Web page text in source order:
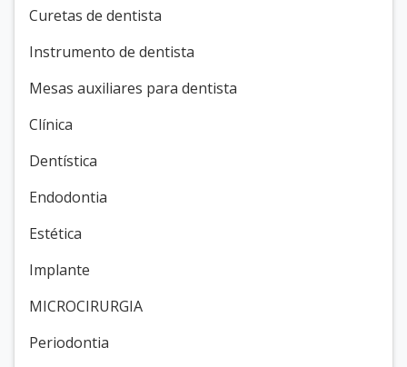
Curetas de dentista
Instrumento de dentista
Mesas auxiliares para dentista
Clínica
Dentística
Endodontia
Estética
Implante
MICROCIRURGIA
Periodontia